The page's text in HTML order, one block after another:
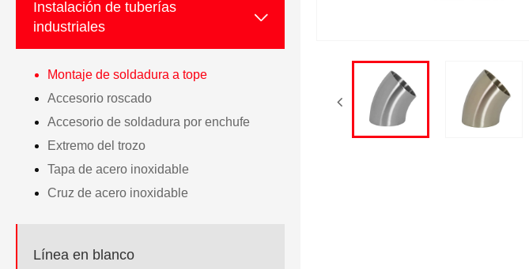
Instalación de tuberías
industriales

Montaje de soldadura a tope
Accesorio roscado
Accesorio de soldadura por enchufe
Extremo del trozo
Tapa de acero inoxidable
Cruz de acero inoxidable
Línea en blanco